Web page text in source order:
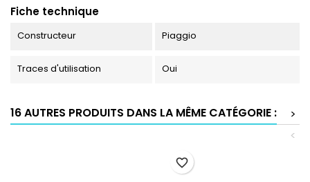
Fiche technique
Constructeur Piaggio
Traces d'utilisation Oui
16 AUTRES PRODUITS DANS LA MÊME CATÉGORIE :
>
<
favorite_border